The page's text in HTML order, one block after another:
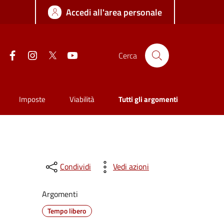
Accedi all'area personale
Facebook InstagramTwitter Cerca
Imposte Viabilità Tutti gli argomenti
Condividi Vedi azioni
Argomenti
Tempo libero